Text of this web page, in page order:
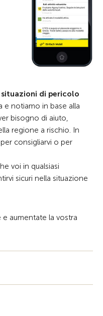
di pericolo
e notiamo in base alla
bisogno di aiuto,
regione a rischio. In
consigliarvi o per
voi in qualsiasi
sicuri nella situazione
aumentate la vostra